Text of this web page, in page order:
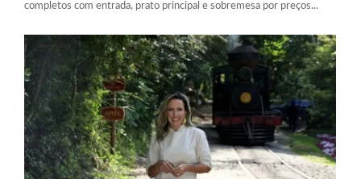
completos com entrada, prato principal e sobremesa por preços...